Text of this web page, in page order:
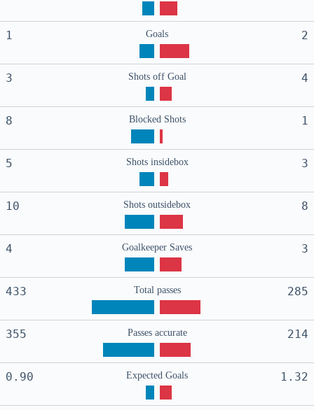
1 Goals 2
3 Shots off Goal 4
8 Blocked Shots 1
5 Shots insidebox 3
10 Shots outsidebox 8
4 Goalkeeper Saves 3
433 Total passes 285
355 Passes accurate 214
0.90 Expected Goals 1.32